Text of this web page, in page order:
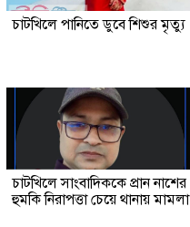
চাটখিলে পানিতে ডুবে শিশুর মৃত্যু
চাটখিলে সাংবাদিককে প্রান নাশের
হুমকি নিরাপত্তা চেয়ে থানায় মামলা